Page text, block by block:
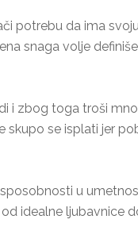
potrebu da ima
snaga volje
i zbog toga troši
se isplati jer
u
idealne ljubavnice